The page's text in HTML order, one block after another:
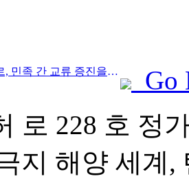
Prev:신장 카슈가르, 민족 간 교류 증진을 위한 관광 홍보 행사 개최
Go
로 228 호 정
지 해양 세계,